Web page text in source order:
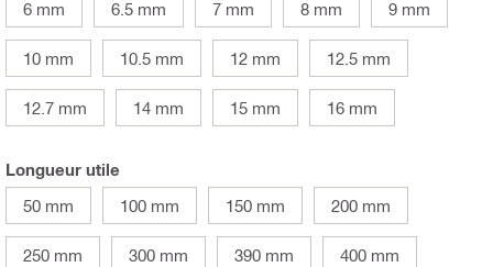
6 mm 6.5 mm 7 mm 8 mm 9 mm
10 mm 10.5 mm 12 mm 12.5 mm
12.7 mm 14 mm 15 mm 16 mm
Longueur utile
50 mm
100 mm 150 mm 200 mm
250 mm 300 mm 390 mm 400 mm